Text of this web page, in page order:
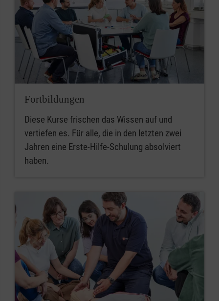
Fortbildungen
Diese Kurse frischen das Wissen auf und
vertiefen es. Für alle, die in den letzten zwei
Jahren eine Erste-Hilfe-Schulung absolviert
haben.